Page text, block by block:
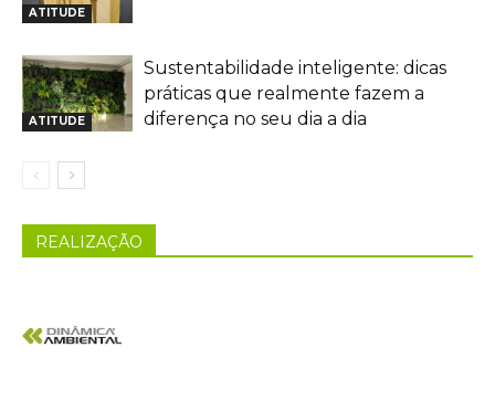
ATITUDE
ATITUDE
Sustentabilidade inteligente: dicas
práticas que realmente fazem a
diferença no seu dia a dia
REALIZAÇÃO